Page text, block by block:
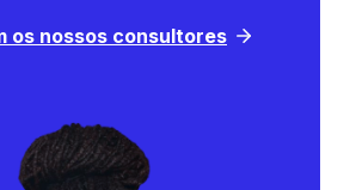
os nossos consultores